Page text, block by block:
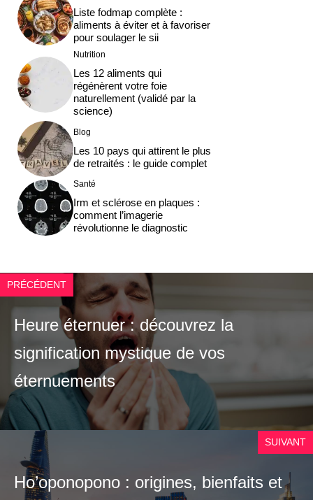
Liste fodmap complète :
aliments à éviter et à favoriser
pour soulager le sii
Nutrition
Les 12 aliments qui
régénèrent votre foie
naturellement (validé par la
science)
Blog
Les 10 pays qui attirent le plus
de retraités : le guide complet
Santé
Irm et sclérose en plaques :
comment l’imagerie
révolutionne le diagnostic
PRÉCÉDENT
Heure éternuer : découvrez la
signification mystique de vos
éternuements
SUIVANT
Ho’oponopono : origines, bienfaits et